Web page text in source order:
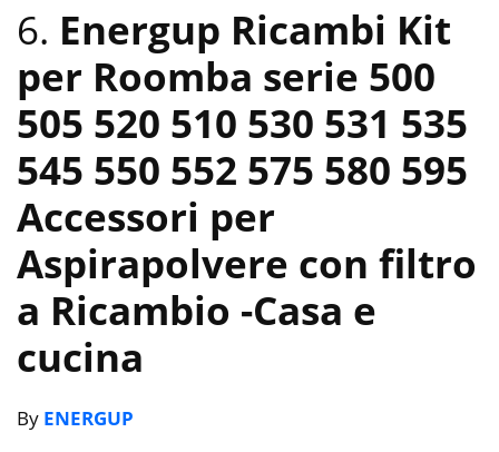
6. Energup Ricambi Kit
per Roomba serie 500
505 520 510 530 531 535
545 550 552 575 580 595
Accessori per
Aspirapolvere con filtro
a Ricambio -Casa e
cucina
By ENERGUP